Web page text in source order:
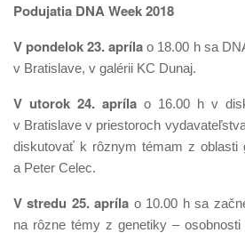
Podujatia DNA Week 2018
V pondelok 23. apríla o 18.00 h sa
v Bratislave, v galérii KC Dunaj.
V utorok 24. apríla o 16.00 h v
v Bratislave v priestoroch
diskutovať k rôznym témam z oblasti
a Peter Celec.
V stredu 25. apríla o 10.00 h sa
na rôzne témy z genetiky –